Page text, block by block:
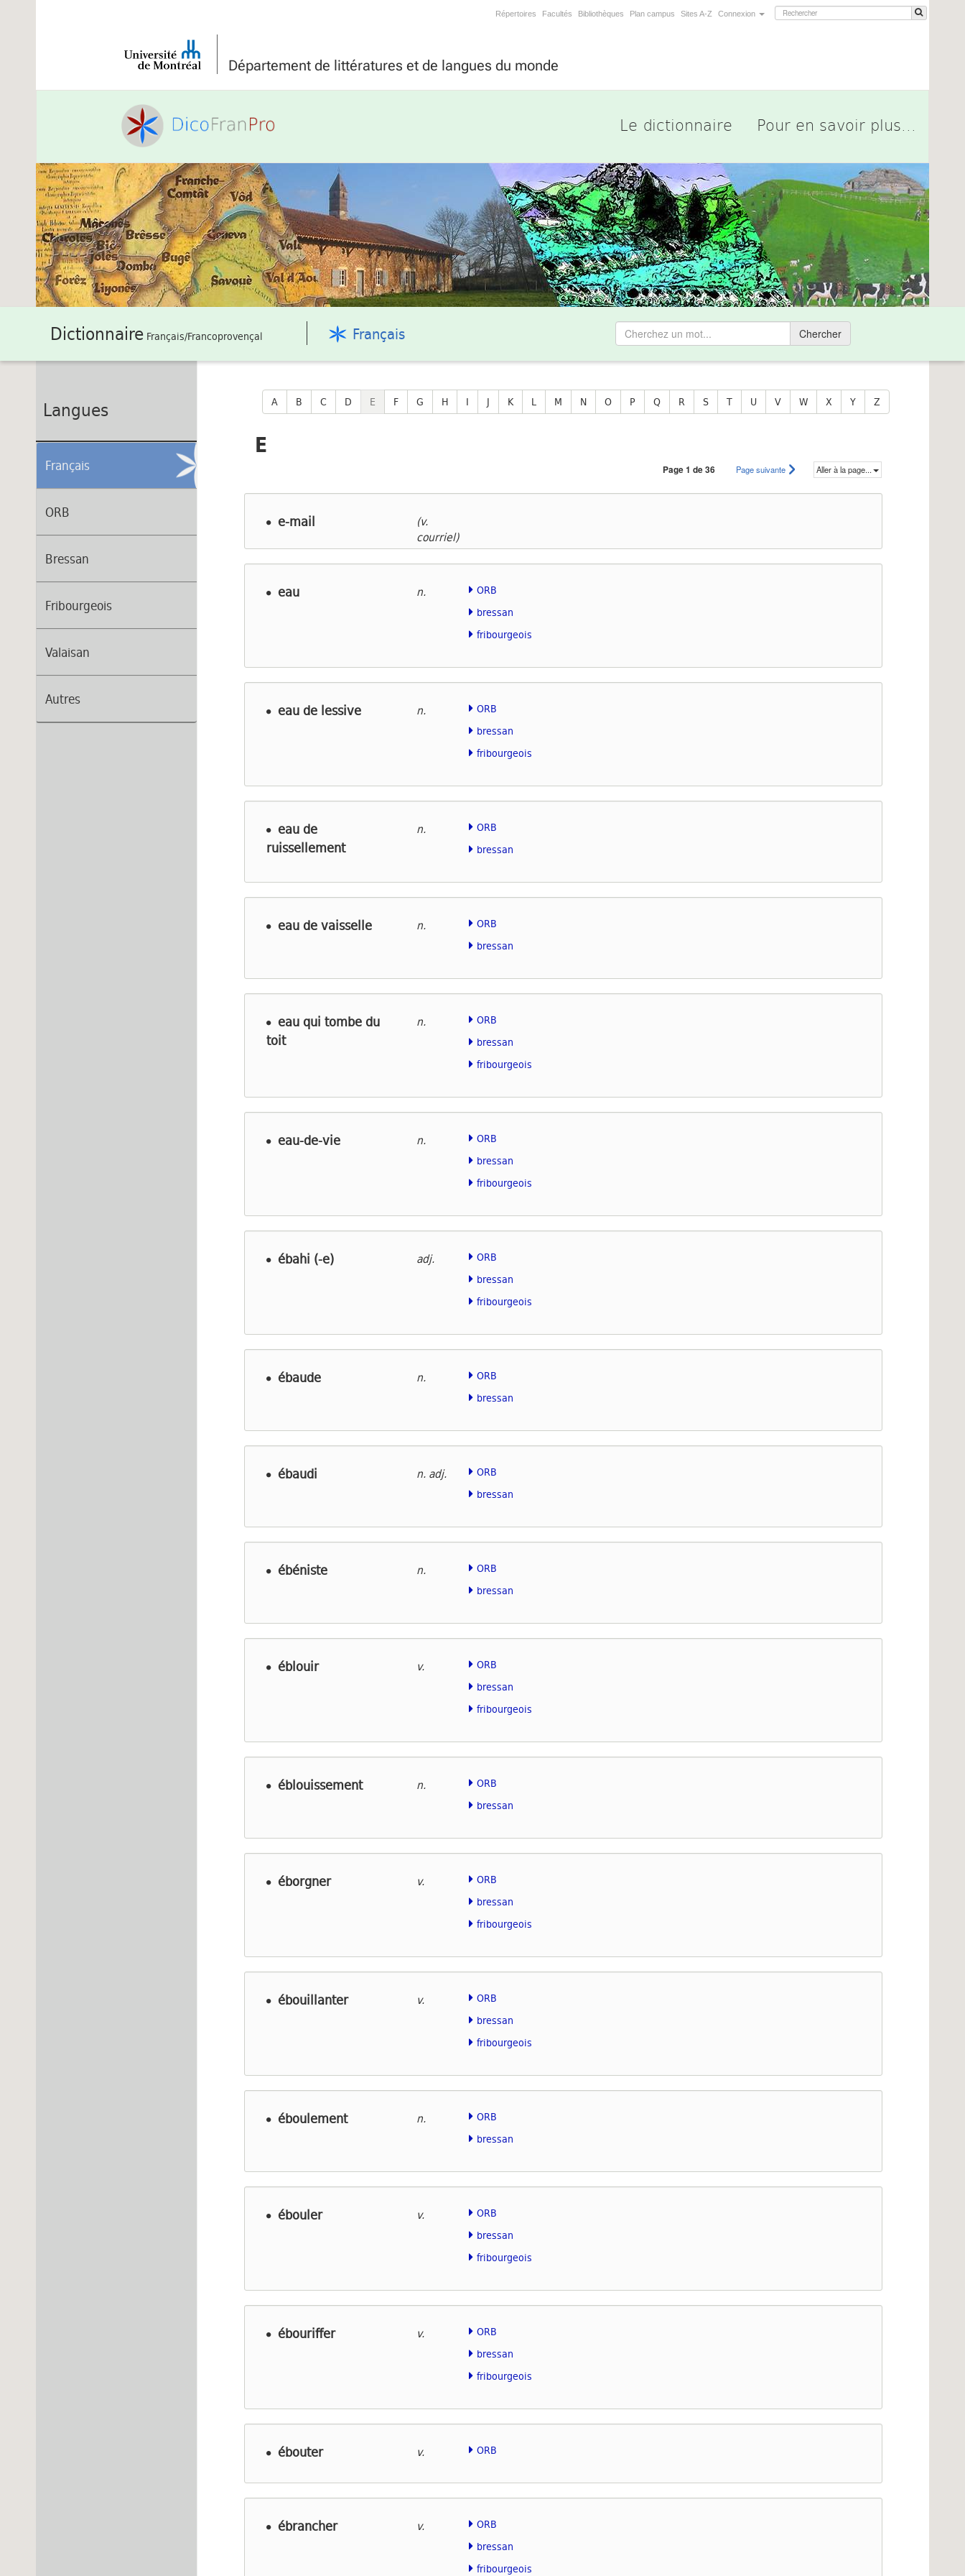
Répertoires Facultés Bibliothèques Plan campus Sites A-Z Connexion
Département de littératures et de langues du monde
Pour en savoir plus...
Le dictionnaire
Dictionnaire Français/Francoprovençal Français Chercher
Langues
Français
ORB
Bressan
Fribourgeois
Valaisan
Autres
A B C D E F G H I J K L M N O P Q R S T U V W X Y Z
E
Page 1 de 36 Page suivante Aller à la page...
e-mail
(v.
courriel)
eau n.
ORB
bressan
fribourgeois
eau de lessive n.
ORB
bressan
fribourgeois
eau de
ruissellement
n.
ORB
bressan
eau de vaisselle n.
ORB
bressan
eau qui tombe du
toit
n.
ORB
bressan
fribourgeois
eau-de-vie n.
ORB
bressan
fribourgeois
ébahi (-e) adj.
ORB
bressan
fribourgeois
ébaude n.
ORB
bressan
ébaudi n. adj.
ORB
bressan
ébéniste n.
ORB
bressan
éblouir v.
ORB
bressan
fribourgeois
éblouissement n.
ORB
bressan
éborgner v.
ORB
bressan
fribourgeois
ébouillanter v.
ORB
bressan
fribourgeois
éboulement n.
ORB
bressan
ébouler v.
ORB
bressan
fribourgeois
ébouriffer v.
ORB
bressan
fribourgeois
ébouter v. ORB
ébrancher v.
ORB
bressan
fribourgeois